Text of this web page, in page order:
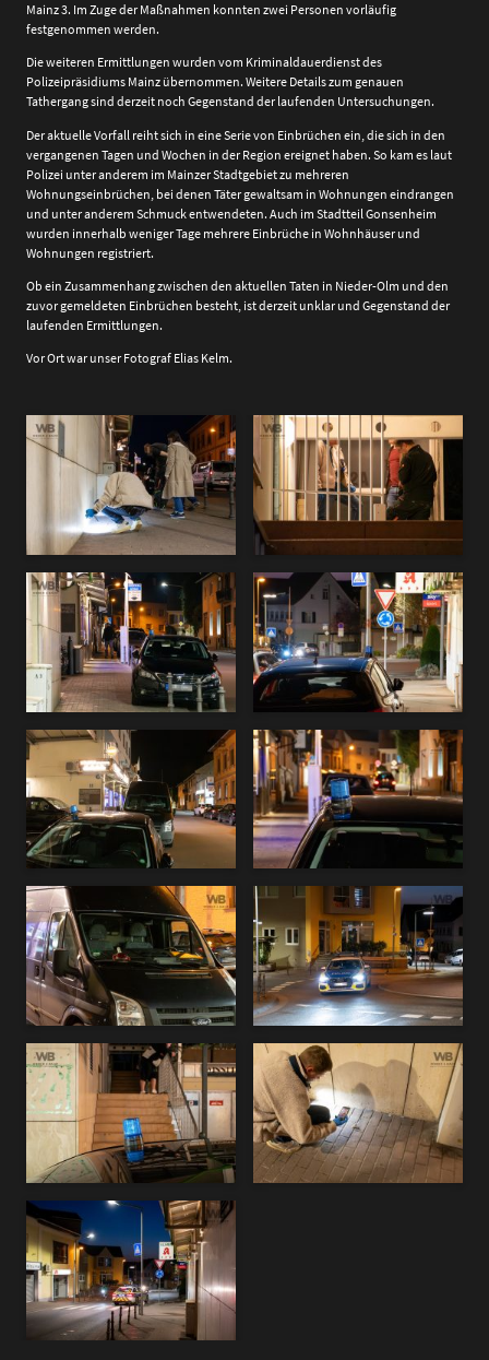
Mainz 3. Im Zuge der Maßnahmen konnten zwei Personen vorläufig
festgenommen werden.
Die weiteren Ermittlungen wurden vom Kriminaldauerdienst des
Polizeipräsidiums Mainz übernommen. Weitere Details zum genauen
Tathergang sind derzeit noch Gegenstand der laufenden Untersuchungen.
Der aktuelle Vorfall reiht sich in eine Serie von Einbrüchen ein, die sich in den
vergangenen Tagen und Wochen in der Region ereignet haben. So kam es laut
Polizei unter anderem im Mainzer Stadtgebiet zu mehreren
Wohnungseinbrüchen, bei denen Täter gewaltsam in Wohnungen eindrangen
und unter anderem Schmuck entwendeten. Auch im Stadtteil Gonsenheim
wurden innerhalb weniger Tage mehrere Einbrüche in Wohnhäuser und
Wohnungen registriert.
Ob ein Zusammenhang zwischen den aktuellen Taten in Nieder-Olm und den
zuvor gemeldeten Einbrüchen besteht, ist derzeit unklar und Gegenstand der
laufenden Ermittlungen.
Vor Ort war unser Fotograf Elias Kelm.